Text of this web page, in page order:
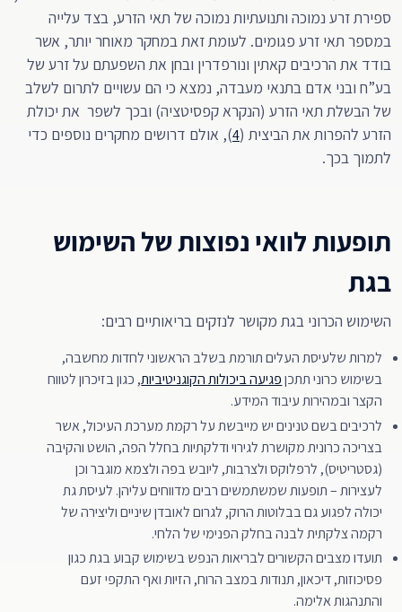
ספירת זרע נמוכה ותנועתיות נמוכה של תאי הזרע, בצד עלייה
במספר תאי זרע פגומים. לעומת זאת במחקר מאוחר יותר, אשר
בודד את הרכיבים קאתין ונורפדרין ובחן את השפעתם על זרע של
בע”ח ובני אדם בתנאי מעבדה, נמצא כי הם עשויים לתרום לשלב
של הבשלת תאי הזרע (הנקרא קפסיטציה) ובכך לשפר את יכולת
הזרע להפרות את הביצית (4), אולם דרושים מחקרים נוספים כדי
לתמוך בכך.
תופעות לוואי נפוצות של השימוש
בגת
השימוש הכרוני בגת מקושר לנזקים בריאותיים רבים:
למרות שלעיסת העלים תורמת בשלב הראשוני לחדות מחשבה,
בשימוש כרוני תתכןפגיעה ביכולות הקוגניטיביות, כגון בזיכרון לטווח
הקצר ובמהירות עיבוד המידע.
לרכיבים בשם טנינים יש מייבשת על רקמת מערכת העיכול, אשר
בצריכה כרונית מקושרת לגירוי ודלקתיות בחלל הפה, הושט והקיבה
(גסטריטיס), לרפלוקס ולצרבות, ליובש בפה ולצמא מוגבר וכן
לעצירות – תופעות שמשתמשים רבים מדווחים עליהן. לעיסת גת
יכולה לפגוע גם בבלוטות הרוק, לגרום לאובדן שיניים וליצירה של
רקמה צלקתית לבנה בחלק הפנימי של הלחי.
תועדו מצבים הקשורים לבריאות הנפש בשימוש קבוע בגת כגון
פסיכוזות, דיכאון, תנודות במצב הרוח, הזיות ואף התקפי זעם
והתנהגות אלימה.